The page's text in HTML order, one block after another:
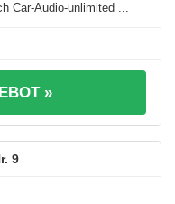
Car-Audio-unlimited ...
»
9